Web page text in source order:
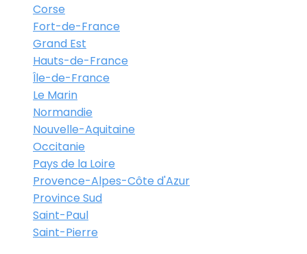
Corse
Fort-de-France
Grand Est
Hauts-de-France
Île-de-France
Le Marin
Normandie
Nouvelle-Aquitaine
Occitanie
Pays de la Loire
Provence-Alpes-Côte d'Azur
Province Sud
Saint-Paul
Saint-Pierre